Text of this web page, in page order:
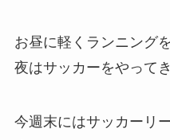
お昼に軽くランニングを
夜はサッカーをやって
今週末にはサッカーリ